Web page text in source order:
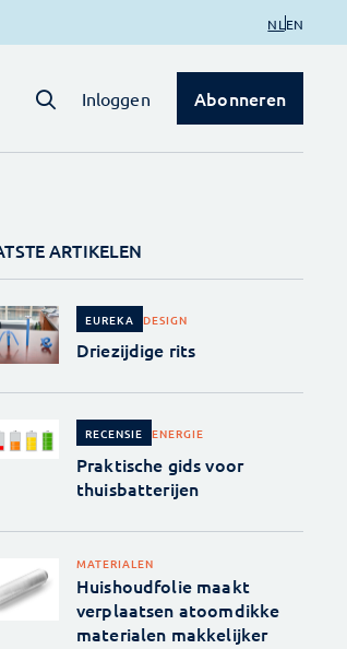
NL EN
Inloggen Abonneren
ARTIKELEN
EUREKA DESIGN
Driezijdige rits
RECENSIE ENERGIE
Praktische gids voor
thuisbatterijen
MATERIALEN
Huishoudfolie maakt
verplaatsen atoomdikke
materialen makkelijker